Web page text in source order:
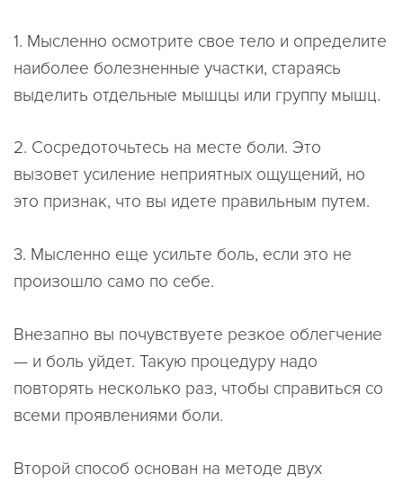
1. Мысленно осмотрите свое тело и определите
наиболее болезненные участки, стараясь
выделить отдельные мышцы или группу мышц.
2. Сосредоточьтесь на месте боли. Это
вызовет усиление неприятных ощущений, но
это признак, что вы идете правильным путем.
3. Мысленно еще усильте боль, если это не
произошло само по себе.
Внезапно вы почувствуете резкое облегчение
— и боль уйдет. Такую процедуру надо
повторять несколько раз, чтобы справиться со
всеми проявлениями боли.
Второй способ основан на методе двух